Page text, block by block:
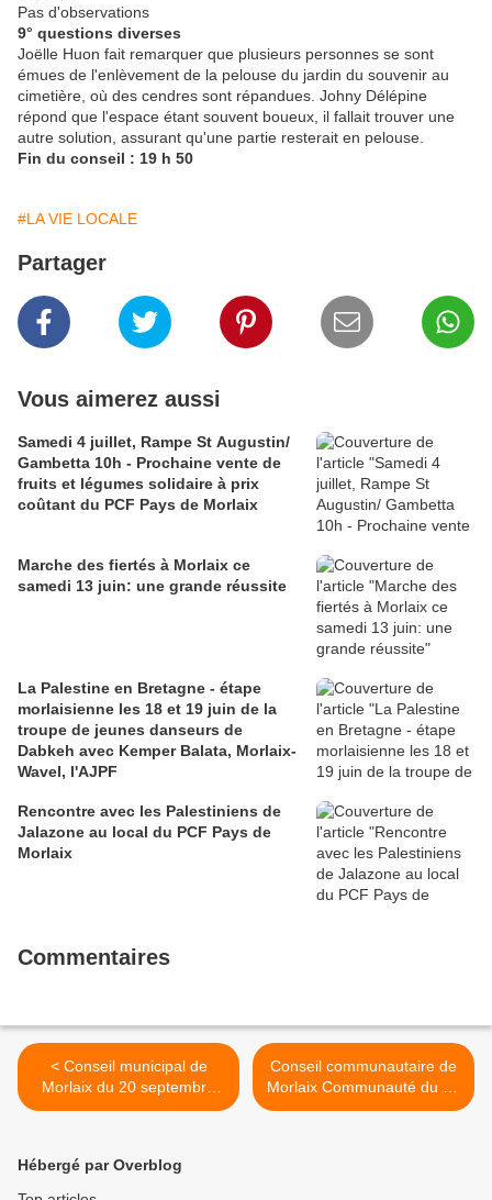
Pas d'observations
9° questions diverses
Joëlle Huon fait remarquer que plusieurs personnes se sont
émues de l'enlèvement de la pelouse du jardin du souvenir au
cimetière, où des cendres sont répandues. Johny Délépine
répond que l'espace étant souvent boueux, il fallait trouver une
autre solution, assurant qu'une partie resterait en pelouse.
Fin du conseil : 19 h 50
#LA VIE LOCALE
Partager
Vous aimerez aussi
Samedi 4 juillet, Rampe St Augustin/
Gambetta 10h - Prochaine vente de
fruits et légumes solidaire à prix
coûtant du PCF Pays de Morlaix
Marche des fiertés à Morlaix ce
samedi 13 juin: une grande réussite
La Palestine en Bretagne - étape
morlaisienne les 18 et 19 juin de la
troupe de jeunes danseurs de
Dabkeh avec Kemper Balata, Morlaix-
Wavel, l'AJPF
Rencontre avec les Palestiniens de
Jalazone au local du PCF Pays de
Morlaix
Commentaires
< Conseil municipal de
Morlaix du 20 septembre
2018 en vidéo - Les
Conseil communautaire de
Morlaix Communauté du 26
septembre 2018: photos
Hébergé par Overblog